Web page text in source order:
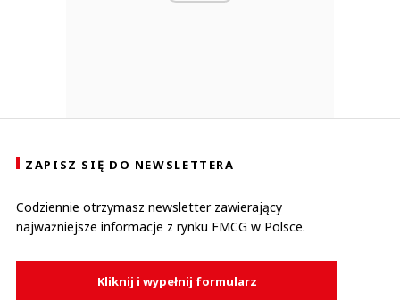
ZAPISZ SIĘ DO NEWSLETTERA
Codziennie otrzymasz newsletter zawierający
najważniejsze informacje z rynku FMCG w Polsce.
Kliknij i wypełnij formularz